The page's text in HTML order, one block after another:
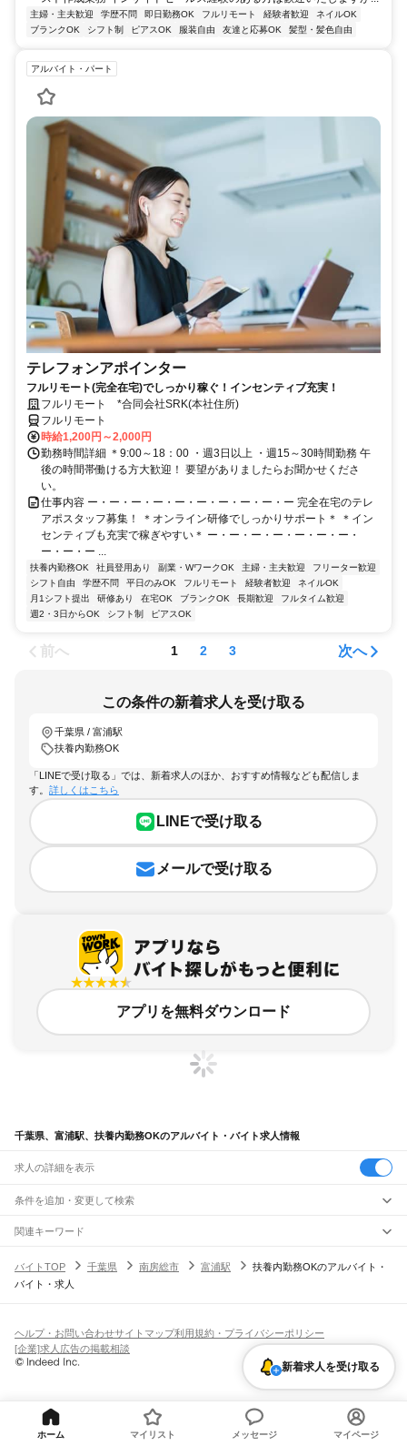
主婦・主夫歓迎 学歴不問 即日勤務OK フルリモート 経験者歓迎
ネイルOK
ブランクOK
シフト制 ピアスOK 服装自由 友達と応募OK 髪型・髪色自由
アルバイト・パート
テレフォンアポインター
フルリモート(完全在宅)でしっかり稼ぐ！インセンティブ充実！
フルリモート *合同会社SRK(本社住所)
フルリモート
時給1,200円～2,000円
勤務時間詳細 ＊9:00～18：00 ・週3日以上 ・週15～30時間勤務 午
後の時間帯働ける方大歓迎！ 要望がありましたらお聞かせくださ
い。
仕事内容 ー・ー・ー・ー・ー・ー・ー・ー・ー・ー 完全在宅のテレ
アポスタッフ募集！ ＊オンライン研修でしっかりサポート＊ ＊イン
センティブも充実で稼ぎやすい＊ ー・ー・ー・ー・ー・ー・ー・
ー・ー・ー ...
扶養内勤務OK 社員登用あり 副業・WワークOK 主婦・主夫歓迎
フリーター歓迎
シフト自由
学歴不問 平日のみOK フルリモート 経験者歓迎
ネイルOK
月1シフト提出
研修あり 在宅OK ブランクOK 長期歓迎
フルタイム歓迎
週2・3日からOK
シフト制 ピアスOK
前へ 1 2 3 次へ
この条件の新着求人を受け取る
千葉県 / 富浦駅
扶養内勤務OK
「LINEで受け取る」では、新着求人のほか、おすすめ情報なども配信しま
す。 詳しくはこちら
LINEで受け取る
メールで受け取る
アプリを無料ダウンロード
千葉県、富浦駅、扶養内勤務OKのアルバイト・バイト求人情報
求人の詳細を表示
条件を追加・変更して検索
市区町村を追加・変更
千葉県すべて
千葉市
旭市習志野市柏市勝浦市市原市流山市八千代市我孫子市鴨川市鎌ケ谷市
君津市富津市浦安市 印西市
匝瑳市香取市 香取郡山武郡長生郡夷隅郡
駅を追加・変更
JR中央・総武線
市川駅本八幡駅下総中山駅 東船橋駅
新検見川駅
南酒々井駅
日向駅 横芝駅飯倉駅 干潟駅
飯岡駅倉橋駅 松岸駅 銚子駅
職種を追加・変更
飲食・フードサービスすべて
ホールスタッフキッチンスタッフ 精肉・鮮魚加工給食調理
パン屋（ベーカリー）
バー（BAR）・バーテンダー
飲食店（店長・マネージャー）
営業・販売
テレフォンアポインター（テレアポ） ルートセールス
フードカウンター販売員アパレル
家電量販店・携帯販売（携帯ショップ）
人気
日払いOK高校生歓迎 髪型・髪色自由ひげOK ネイルOK
留学生・外国人活躍中
短期単発・1日OK
期間限定（春夏冬休み等）
シフト
土日祝のみOK
平日のみOK 週1日からOK 週2・3日からOK 週4日以上OK
雇用形態を追加・変更
契約社員
派遣社員
業務委託
関連キーワード
バイトTOP
千葉県 南房総市 富浦駅
扶養内勤務OKのアルバイト・
バイト・求人
新着求人を受け取る
ヘルプ・お問い合わせサイトマップ利用規約・プライバシーポリシー
[企業]求人広告の掲載相談
ホーム マイリスト メッセージ マイページ